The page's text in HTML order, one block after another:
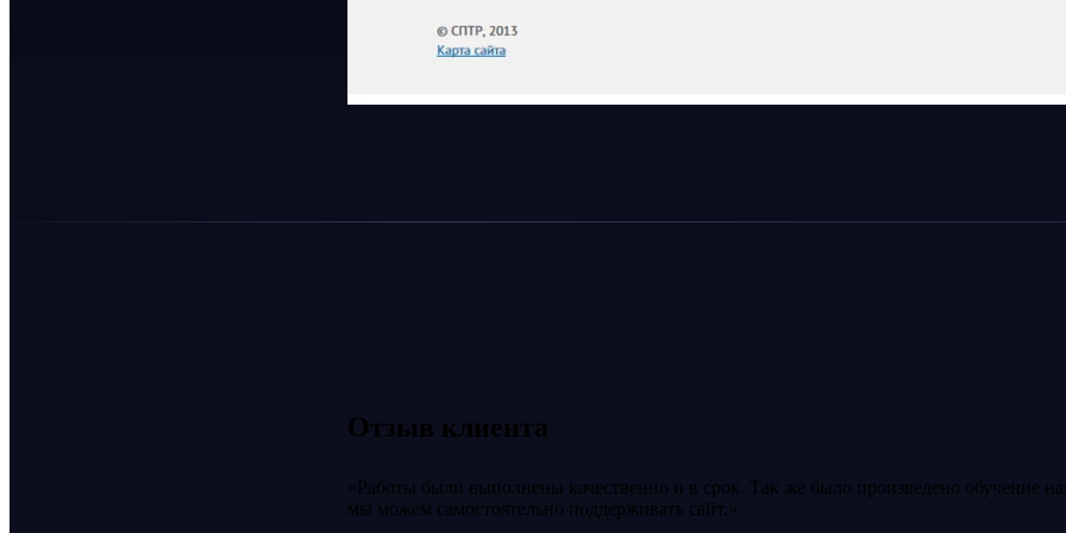
Отзыв клиента
Работы были выполнены качественно и в срок. Так же было произведено обучение
мы можем самостоятельно поддерживать сайт.